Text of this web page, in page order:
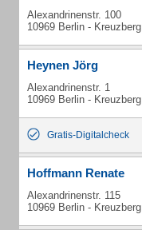
Alexandrinenstr. 100
10969 Berlin - Kreuzberg
Heynen Jörg
Alexandrinenstr. 1
10969 Berlin - Kreuzberg
Gratis-Digitalcheck
Hoffmann Renate
Alexandrinenstr. 115
10969 Berlin - Kreuzberg